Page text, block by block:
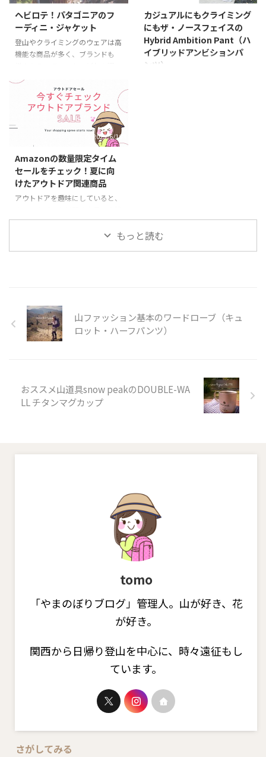
です。 プレゼントやご自身の靴
下選びの参考になれば嬉しいで
す。 こんな方におすすめ クリス
マスや誕生日プレゼントなどギフ
トに手頃な値段で相手に気を使わ
いる 普段使いにもメリノウール
の靴下が履きたい 品質の良い靴
下を探している メリノウール ...
ルライト フレクシーシュート）
の基本情報 アイスブレーカーの
ネックゲイターであるクールライ
ト フレクシーシュートの製品情
報です。 Fabric (再生繊維）リヨ
セル60％/ウール（メリノウー
ヘビロテ！パタゴニアのフ
ーディニ・ジャケット
登山やクライミングのウェアは高
機能な商品が多く、ブランドも
ばいいのか迷ってしまいません
か？ 登山歴２３年、クライミン
グ（アルパインクライミング）歴
４年の当ブログ管理人の私
（tomo)が絶対に買って損はな
い！超おすすめなウェア それ
が、このパタゴニアの名品「フー
ディニ・ジャケット」です。 何枚
もウェアを持っていても、いつで
も持ち歩いていたい、なぜかいつ
も着ている、そんな定番のウェア
つがこのフーディニ・ジャケッ
ト。 これからウィンドブレーカ
カジュアルにもクライミング
にもザ・ノースフェイスの
Hybrid Ambition Pant（ハ
イブリッドアンビションパ
ンツ）
てカジュアルにも着こなせる 特
に伸縮性が必要な後ろ見ごろに立
2023/6/16
Amazonの数量限定タイム
セールをチェック！夏に向
けたアウトドア関連商品
アウトドアを趣味にしていると、
能がゆえにお値段がはりますよ
ね。 そこで山や岩、ハイキン
ルでお安くなっているおすすめ商
品をご紹介しています。 ※価格
は記事更新時にチェックした時点
でのものです。セールの終了や商
イムセー ...
もっと読む
山ファッション基本のワードローブ（キュ
ロット・ハーフパンツ）
おススメ山道具snow peakのDOUBLE-WA
LL チタンマグカップ
tomo
「やまのぼりブログ」管理人。山が好き、花
が好き。
関西から日帰り登山を中心に、時々遠征もし
ています。
さがしてみる